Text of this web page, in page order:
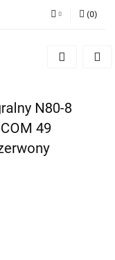
Zarejestruj się
(0)
N80-8
49